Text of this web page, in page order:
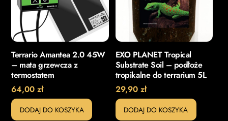
Terrario Amantea 2.0 45W
– mata grzewcza z
termostatem
64,00zł
DODAJ DO KOSZYKA
EXO PLANET Tropical
Substrate Soil – podłoże
tropikalne do terrarium 5L
29,90 zł
DODAJ DO KOSZYKA